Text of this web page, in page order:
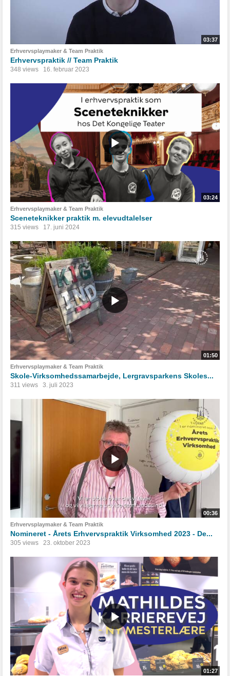
03:37
Erhvervsplaymaker & Team Praktik
Erhvervspraktik // Team Praktik
348 views 16. februar 2023
03:24
Erhvervsplaymaker & Team Praktik
Sceneteknikker praktik m. elevudtalelser
315 views 17. juni 2024
01:50
Erhvervsplaymaker & Team Praktik
Skole-Virksomhedssamarbejde, Lergravsparkens Skoles...
311 views 3. juli 2023
00:36
Erhvervsplaymaker & Team Praktik
Nomineret - Årets Erhvervspraktik Virksomhed 2023 - De...
305 views 23. oktober 2023
01:27